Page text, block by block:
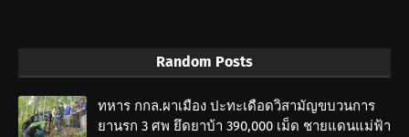
Random Posts
ทหาร กกล.ผาเมือง ปะทะเดือดวิสามัญขบวนการ
ยานรก 3 ศพ ยึดยาบ้า 390,000 เม็ด ชายแดนแม่ฟ้า